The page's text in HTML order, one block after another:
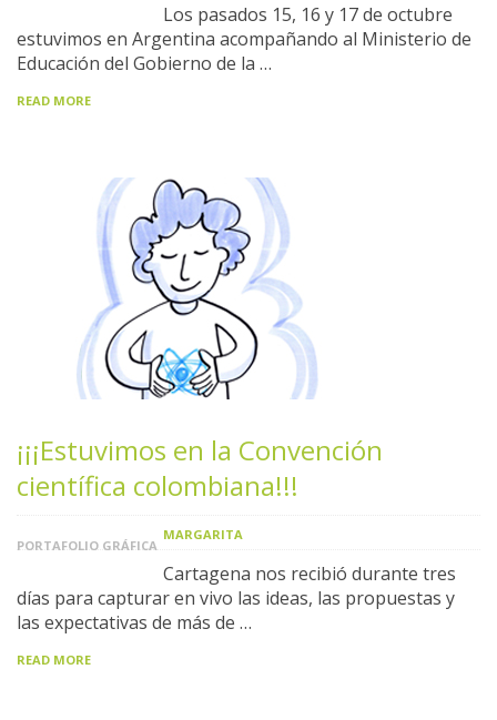
Los pasados 15, 16 y 17 de octubre
estuvimos en Argentina acompañando al Ministerio de
Educación del Gobierno de la …
READ MORE
¡¡¡Estuvimos en la Convención
científica colombiana!!!
PORTAFOLIO GRÁFICA
MARGARITA
Cartagena nos recibió durante tres
días para capturar en vivo las ideas, las propuestas y
las expectativas de más de …
READ MORE